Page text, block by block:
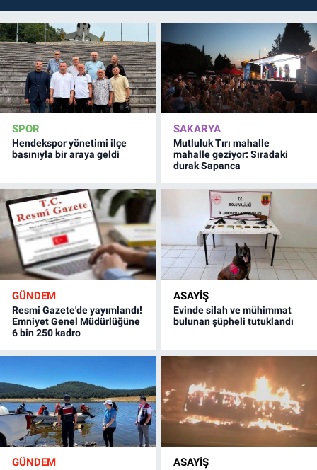
SPOR
Hendekspor yönetimi ilçe
basınıyla bir araya geldi
SAKARYA
Mutluluk Tırı mahalle
mahalle geziyor: Sıradaki
durak Sapanca
GÜNDEM
Resmi Gazete'de yayımlandı!
Emniyet Genel Müdürlüğüne
6 bin 250 kadro
ASAYİŞ
Evinde silah ve mühimmat
bulunan şüpheli tutuklandı
GÜNDEM ASAYİŞ